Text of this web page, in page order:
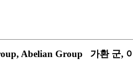
Abelian Group 가환 군,